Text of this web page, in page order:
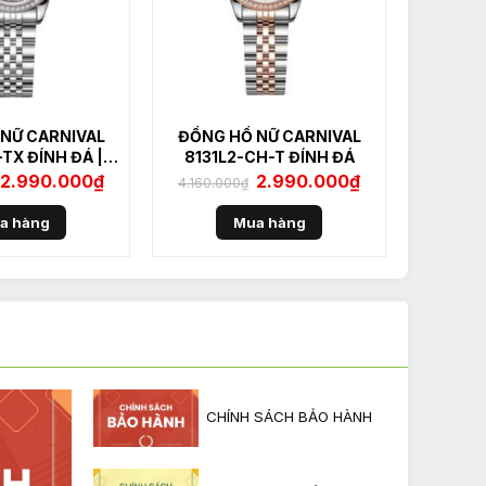
CARNIVAL
TX ĐÍNH ĐÁ ||
XÁM
Giá
gốc
là:
4.160.000₫.
2.990.000₫Giá
hiện
hàng
ĐỒNG HỒ NỮ CARNIVAL
8131L2-CH-T ĐÍNH ĐÁ
4.160.000₫ Giá
gốc
là:
4.160.000₫.
2.990.000₫Giá
hiện
Mua hàng
CHÍNH SÁCH BẢO HÀNH